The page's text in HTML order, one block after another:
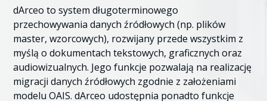
dArceo to system długoterminowego
przechowywania danych źródłowych (np. plików
master, wzorcowych), rozwijany przede wszystkim z
myślą o dokumentach tekstowych, graficznych oraz
audiowizualnych. Jego funkcje pozwalają na realizację
migracji danych źródłowych zgodnie z założeniami
modelu OAIS. dArceo udostępnia ponadto funkcje